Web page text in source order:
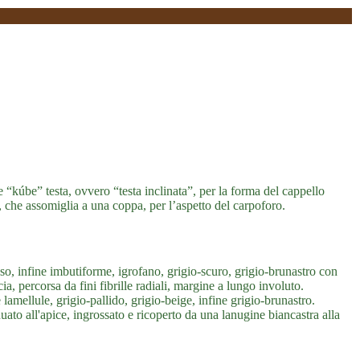
testa, ovvero “testa inclinata”, per la forma del cappello
assomiglia a una coppa, per l’aspetto del carpoforo.
infine imbutiforme, igrofano, grigio-scuro, grigio-brunastro con
percorsa da fini fibrille radiali, margine a lungo involuto.
grigio-pallido, grigio-beige, infine grigio-brunastro.
all'apice, ingrossato e ricoperto da una lanugine biancastra alla